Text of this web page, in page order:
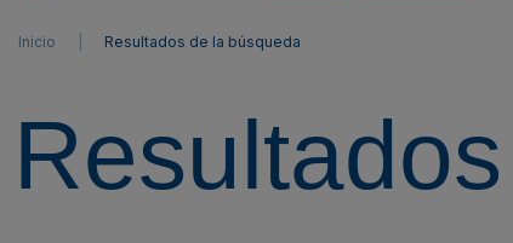
Inicio Resultados de la búsqueda